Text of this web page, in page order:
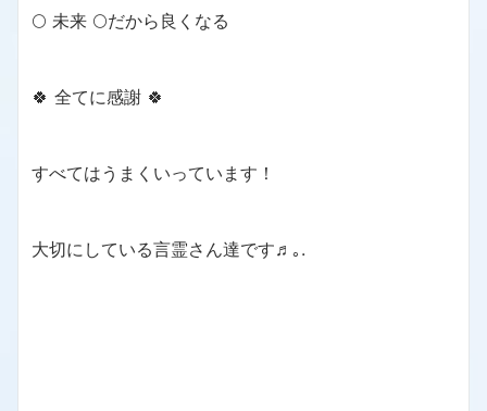
🌕 未来 🌕だから良くなる
🍀 全てに感謝 🍀
すべてはうまくいっています！
大切にしている言霊さん達です♬｡.